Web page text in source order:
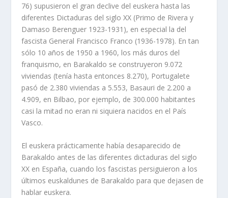
76) supusieron el gran declive del euskera hasta las
diferentes Dictaduras del siglo XX (Primo de Rivera y
Damaso Berenguer 1923-1931), en especial la del
fascista General Francisco Franco (1936-1978). En tan
sólo 10 años de 1950 a 1960, los más duros del
franquismo, en Barakaldo se construyeron 9.072
viviendas (tenía hasta entonces 8.270), Portugalete
pasó de 2.380 viviendas a 5.553, Basauri de 2.200 a
4.909, en Bilbao, por ejemplo, de 300.000 habitantes
casi la mitad no eran ni siquiera nacidos en el País
Vasco.
El euskera prácticamente había desaparecido de
Barakaldo antes de las diferentes dictaduras del siglo
XX en España, cuando los fascistas persiguieron a los
últimos euskaldunes de Barakaldo para que dejasen de
hablar euskera.